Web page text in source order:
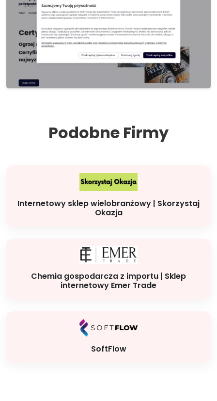
Podobne Firmy
Internetowy sklep wielobranżowy | Skorzystaj
Okazja
Chemia gospodarcza z importu | Sklep
internetowy Emer Trade
SoftFlow